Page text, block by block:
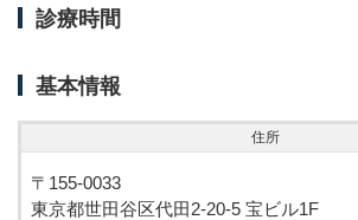
診療時間
基本情報
住所
〒155-0033
東京都世田谷区代田2-20-5 宝ビル1F